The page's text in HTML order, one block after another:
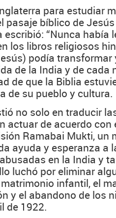
para estudiar
pasaje bíblico de
escribió: “Nunca había
los libros religiosos
podía transformar
de la India y de cada
de que la Biblia
de su pueblo y cultura.
no solo en traducir
actuar de acuerdo con
Ramabai Mukti, un
ayuda y esperanza a
en la India y
luchó por eliminar
infantil, el
y el abandono de los
de 1922.